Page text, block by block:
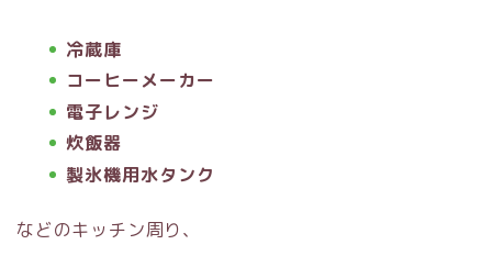
冷蔵庫
コーヒーメーカー
電子レンジ
炊飯器
製氷機用水タンク
などのキッチン周り、